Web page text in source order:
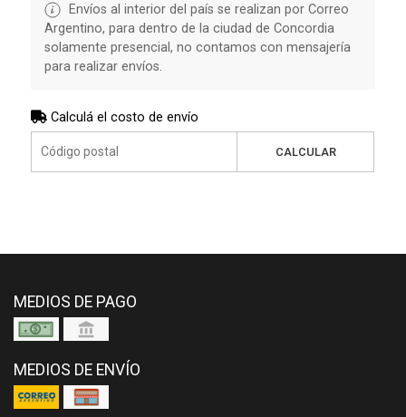
Envíos al interior del país se realizan por Correo
Argentino, para dentro de la ciudad de Concordia
solamente presencial, no contamos con mensajería
para realizar envíos.
Calculá el costo de envío
CALCULAR
MEDIOS DE PAGO
MEDIOS DE ENVÍO